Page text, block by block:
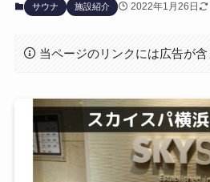
サウナ 施設紹介 2022年1月26日
当ページのリンクには広告が含